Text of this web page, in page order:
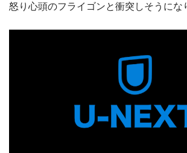
怒り心頭のフライゴンと衝突しそうにな